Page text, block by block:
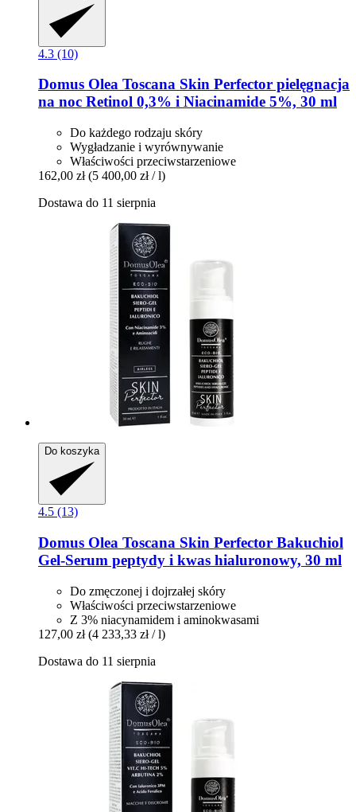
4.3 (10)
Domus Olea Toscana Skin Perfector pielęgnacja
na noc Retinol 0,3% i Niacinamide 5%, 30 ml
Do każdego rodzaju skóry
Wygładzanie i wyrównywanie
Właściwości przeciwstarzeniowe
162,00 zł (5 400,00 zł / l)
Dostawa do 11 sierpnia
Do koszyka
4.5 (13)
Domus Olea Toscana Skin Perfector Bakuchiol
Gel-​Serum peptydy i kwas hialuronowy, 30 ml
Do zmęczonej i dojrzałej skóry
Właściwości przeciwstarzeniowe
Z 3% niacynamidem i aminokwasami
127,00 zł (4 233,33 zł / l)
Dostawa do 11 sierpnia